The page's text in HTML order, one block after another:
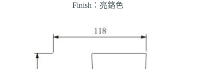
Finish：亮鉻色